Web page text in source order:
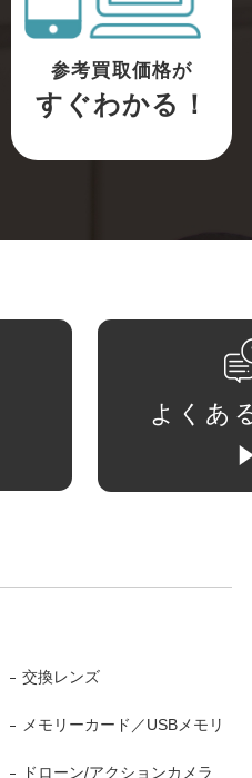
参考買取価格が
すぐわかる！
よくあ
交換レンズ
メモリーカード／USBメモリ
ドローン/アクションカメラ